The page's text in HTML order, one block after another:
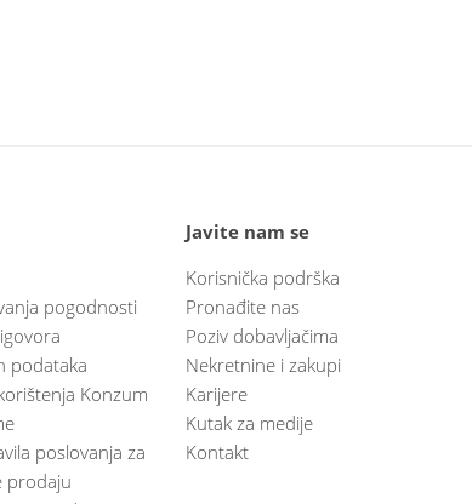
pogodnosti
podataka
Konzum
poslovanja za
prodaju
Javite nam se
Korisnička podrška
Pronađite nas
Poziv dobavljačima
Nekretnine i zakupi
Karijere
Kutak za medije
Kontakt